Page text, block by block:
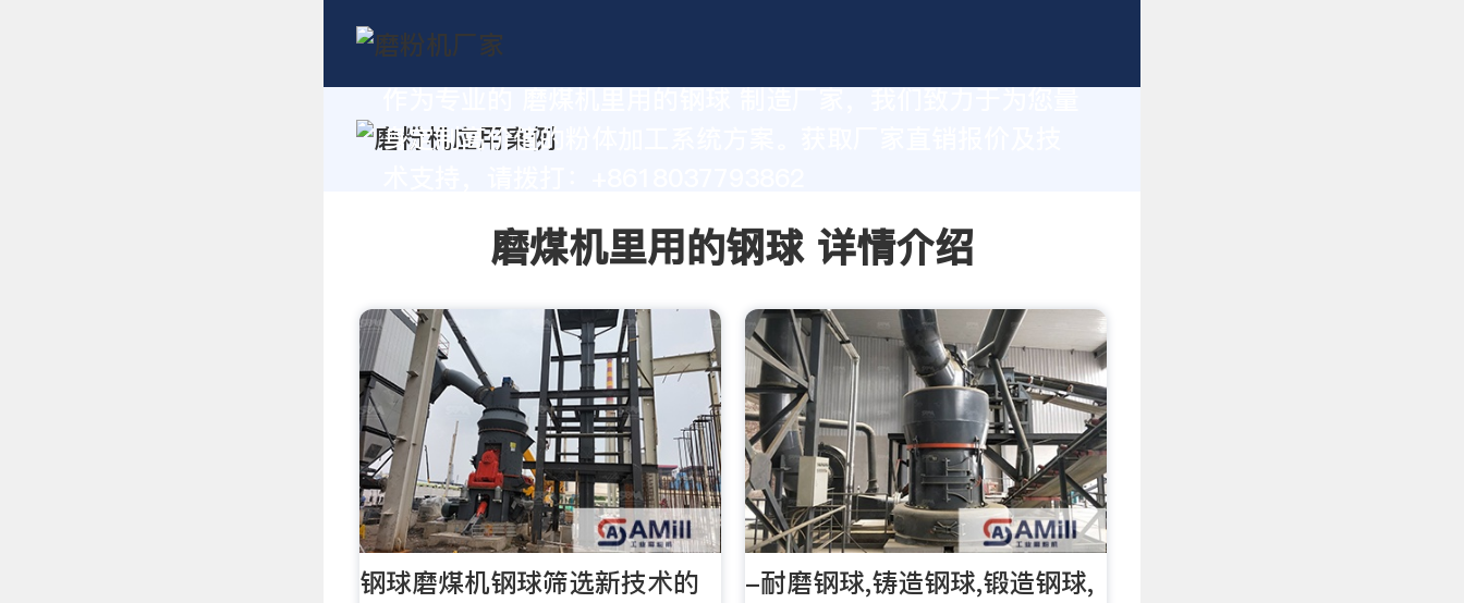
身定制高价值的粉体加工系统方案。获取厂家直销报价及技
磨煤机里用的钢球 详情介绍
钢球磨煤机钢球筛选新技术的
-耐磨钢球,铸造钢球,锻造钢球,